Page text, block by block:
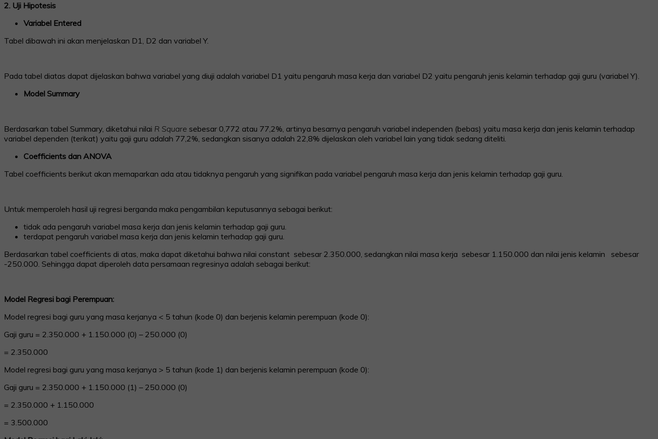
2. Uji Hipotesis
Variabel Entered
Tabel dibawah ini akan menjelaskan D1, D2 dan variabel Y.
Pada tabel diatas dapat dijelaskan bahwa variabel yang diuji adalah variabel D1 yaitu pengaruh masa kerja dan variabel D2 yaitu pengaruh jenis kelamin terhadap gaji guru (variabel Y).
Model Summary
Berdasarkan tabel Summary, diketahui nilai R Square sebesar 0,772 atau 77,2%, artinya besarnya pengaruh variabel independen (bebas) yaitu masa kerja dan jenis kelamin terhadap
variabel dependen (terikat) yaitu gaji guru adalah 77,2%, sedangkan sisanya adalah 22,8% dijelaskan oleh variabel lain yang tidak sedang diteliti.
Coefficients dan ANOVA
Tabel coefficients berikut akan memaparkan ada atau tidaknya pengaruh yang signifikan pada variabel pengaruh masa kerja dan jenis kelamin terhadap gaji guru.
Untuk memperoleh hasil uji regresi berganda maka pengambilan keputusannya sebagai berikut:
tidak ada pengaruh variabel masa kerja dan jenis kelamin terhadap gaji guru.
terdapat pengaruh variabel masa kerja dan jenis kelamin terhadap gaji guru.
Berdasarkan tabel coefficients di atas, maka dapat diketahui bahwa nilai constant sebesar 2.350.000, sedangkan nilai masa kerja sebesar 1.150.000 dan nilai jenis kelamin sebesar
-250.000. Sehingga dapat diperoleh data persamaan regresinya adalah sebagai berikut:
Model Regresi bagi Perempuan:
Model regresi bagi guru yang masa kerjanya < 5 tahun (kode 0) dan berjenis kelamin perempuan (kode 0):
Gaji guru = 2.350.000 + 1.150.000 (0) – 250.000 (0)
= 2.350.000
Model regresi bagi guru yang masa kerjanya > 5 tahun (kode 1) dan berjenis kelamin perempuan (kode 0):
Gaji guru = 2.350.000 + 1.150.000 (1) – 250.000 (0)
= 2.350.000 + 1.150.000
= 3.500.000